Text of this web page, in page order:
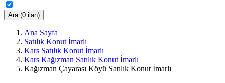
Ara (0 ilan)
Ana Sayfa
Satılık Konut İmarlı
Kars Satılık Konut İmarlı
Kars Kağızman Satılık Konut İmarlı
Kağızman Çayarası Köyü Satılık Konut İmarlı